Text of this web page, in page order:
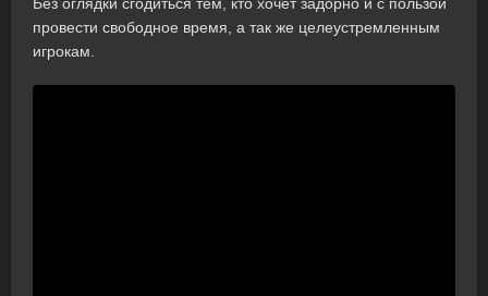
провести свободное время, а так же целеустремленным
игрокам.